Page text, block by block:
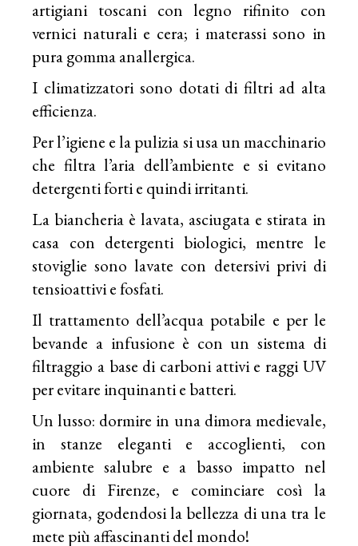
artigiani toscani con legno rifinito con
vernici naturali e cera; i materassi sono in
pura gomma anallergica.
I climatizzatori sono dotati di filtri ad alta
efficienza.
Per l’igiene e la pulizia si usa un macchinario
che filtra l’aria dell’ambiente e si evitano
detergenti forti e quindi irritanti.
La biancheria è lavata, asciugata e stirata in
casa con detergenti biologici, mentre le
stoviglie sono lavate con detersivi privi di
tensioattivi e fosfati.
Il trattamento dell’acqua potabile e per le
bevande a infusione è con un sistema di
filtraggio a base di carboni attivi e raggi UV
per evitare inquinanti e batteri.
Un lusso: dormire in una dimora medievale,
in stanze eleganti e accoglienti, con
ambiente salubre e a basso impatto nel
cuore di Firenze, e cominciare così la
giornata, godendosi la bellezza di una tra le
mete più affascinanti del mondo!